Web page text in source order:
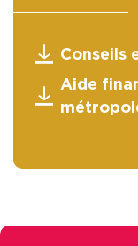
Conseils
Aide